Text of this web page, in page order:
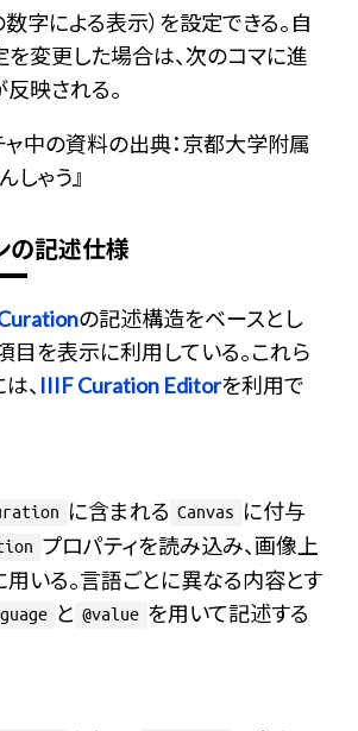
字による表示）を設定できる。自
変更した場合は、次のコマに進
映される。
中の資料の出典：京都大学附属
しゃう』
の記述仕様
の記述構造をベースとし
目を表示に利用している。これら
、 IIIF Curation Editorを利用で
に含まれる Canvas
に付与
プロパティを読み込み、画像上
いる。言語ごとに異なる内容とす
と @value を用いて記述する